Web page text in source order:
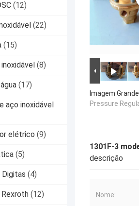
(12)
(22)
(15)
(8)
(17)
aço inoxidável
elétrico (9)
(5)
Digitas (4)
(12)
Imagem Grande
Pressure
1301F-3
descrição
Nome: